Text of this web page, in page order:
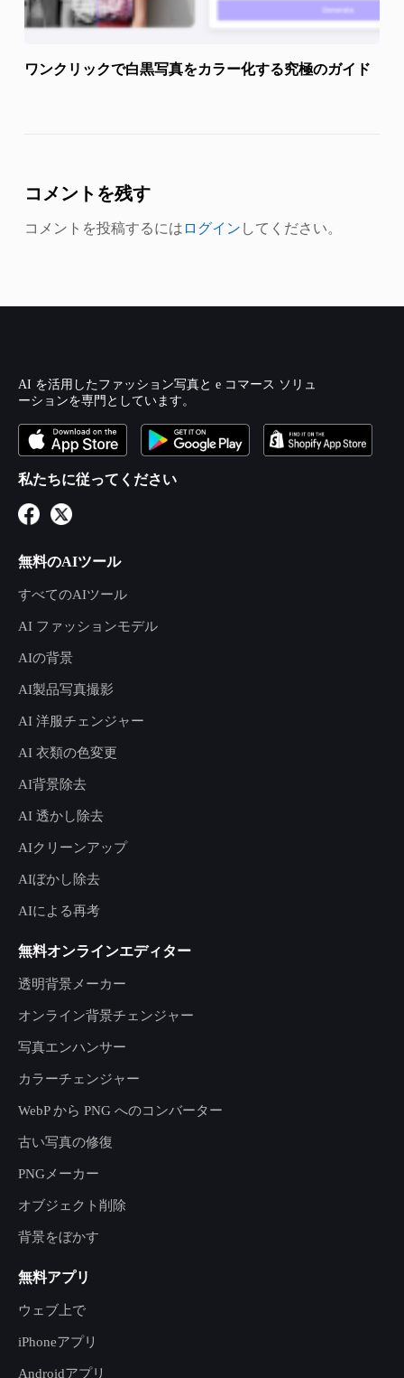
ワンクリックで白黒写真をカラー化する究極のガイド
コメントを残す
コメントを投稿するには ログイン してください。
AI を活用したファッション写真と e コマース ソリュ
ーションを専門としています。
私たちに従ってください
無料のAIツール
すべてのAIツール
AI ファッションモデル
AIの背景
AI製品写真撮影
AI 洋服チェンジャー
AI 衣類の色変更
AI背景除去
AI 透かし除去
AIクリーンアップ
AIぼかし除去
AIによる再考
無料オンラインエディター
透明背景メーカー
オンライン背景チェンジャー
写真エンハンサー
カラーチェンジャー
WebP から PNG へのコンバーター
古い写真の修復
PNGメーカー
オブジェクト削除
背景をぼかす
無料アプリ
ウェブ上で
iPhoneアプリ
Androidアプリ